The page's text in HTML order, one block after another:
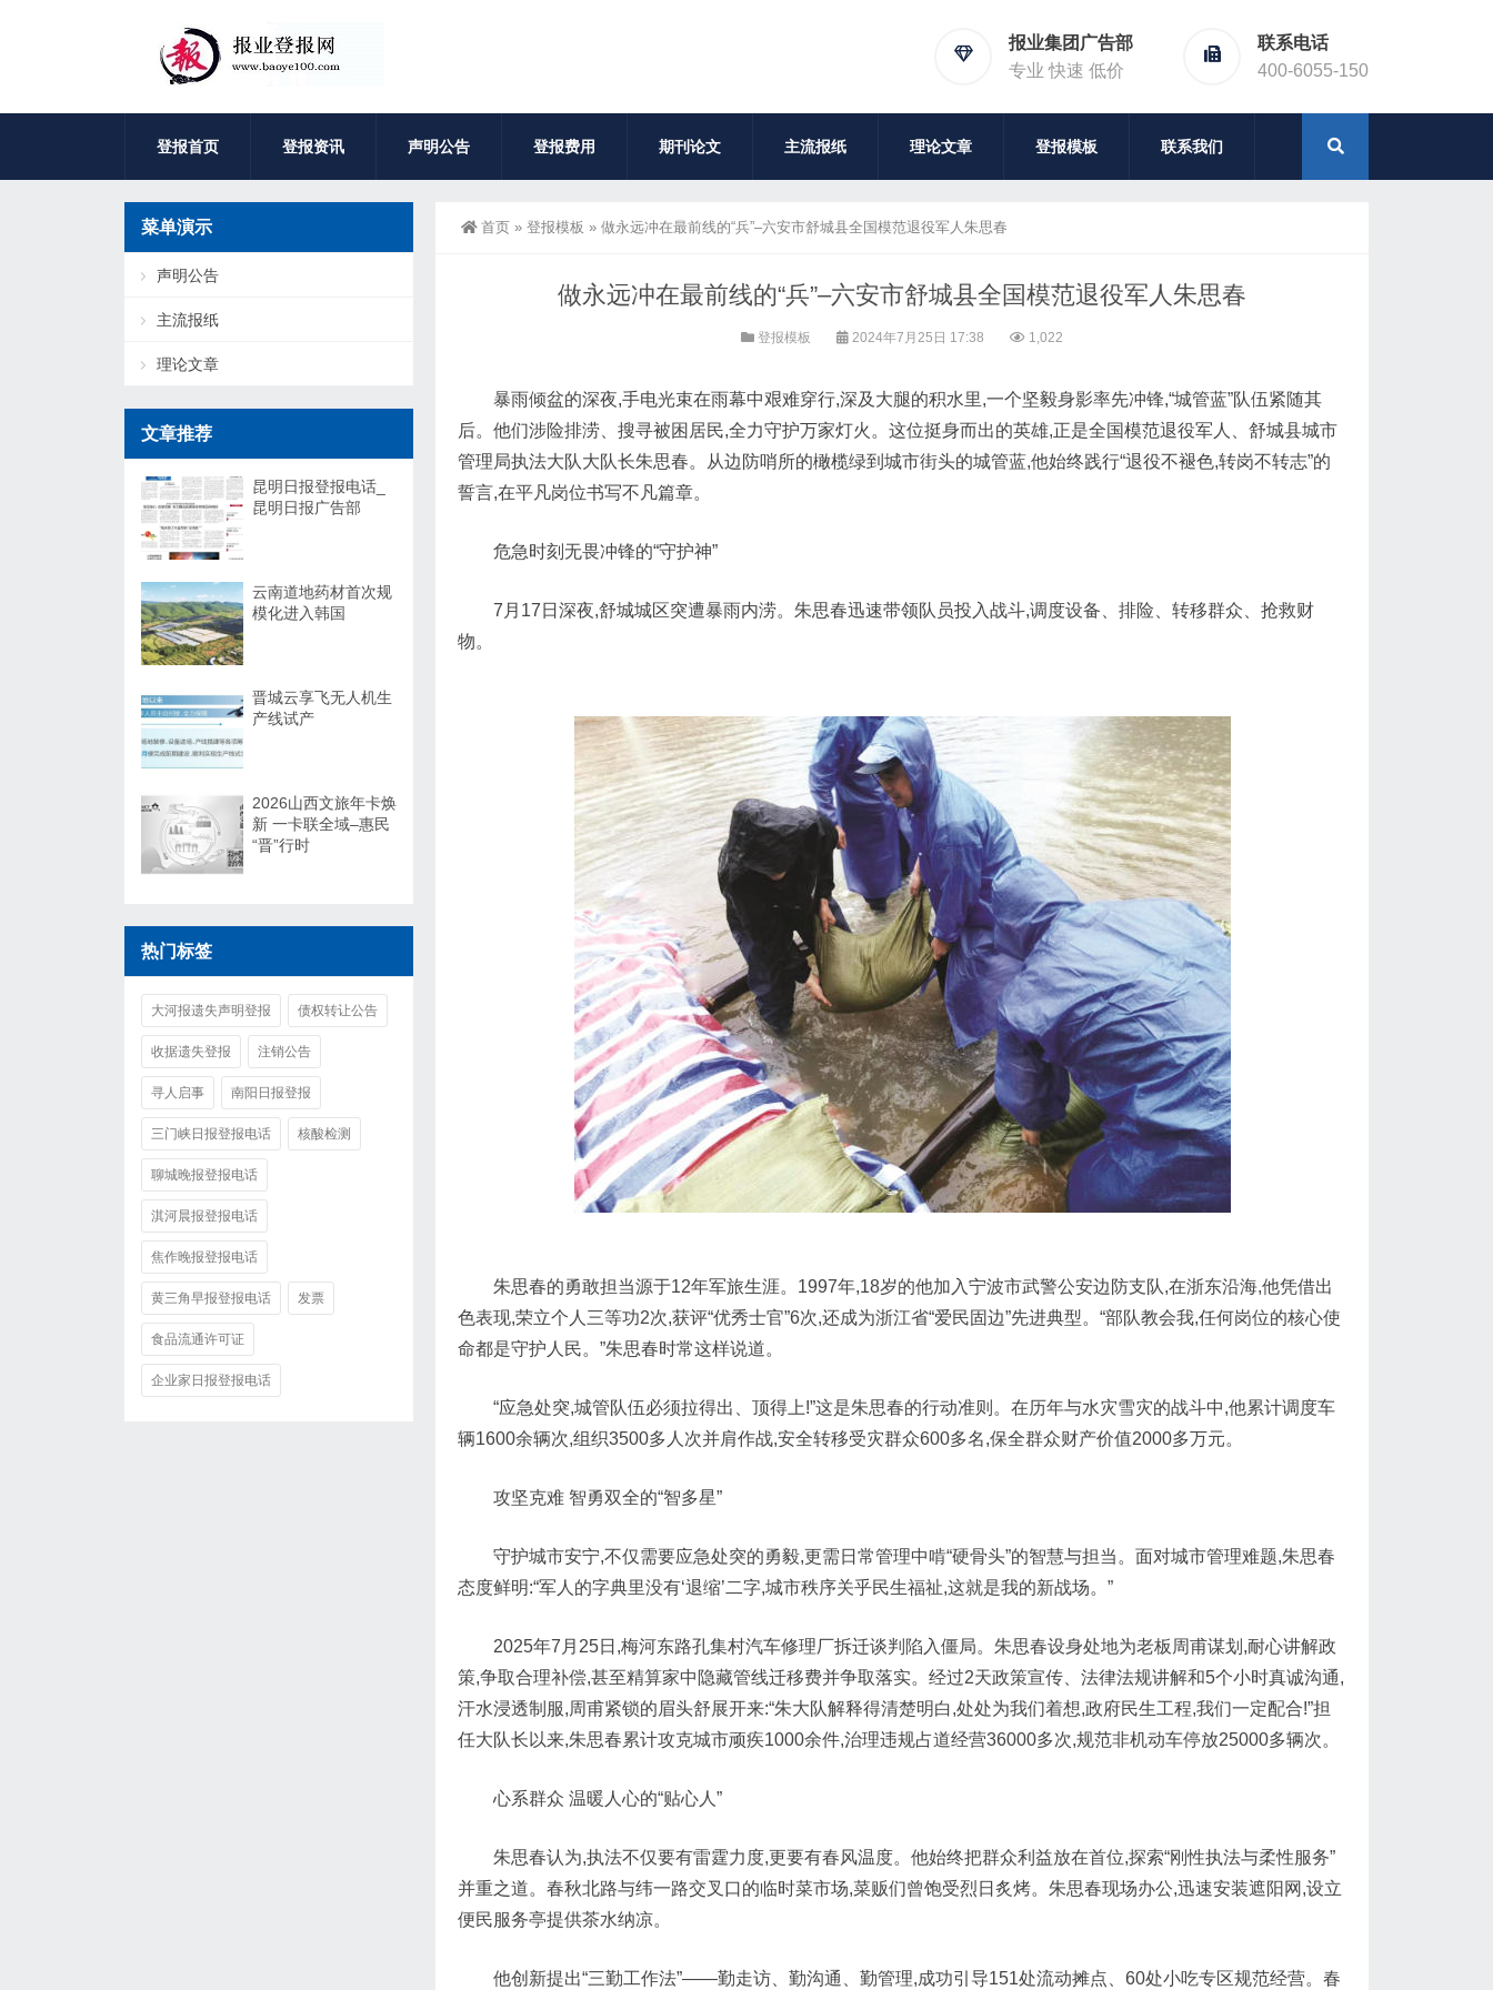
报业集团广告部
专业 快速 低价
联系电话
400-6055-150
登报首页 登报资讯 声明公告 登报费用 期刊论文 主流报纸 理论文章 登报模板 联系我们
首页 » 登报模板 » 做永远冲在最前线的“兵”–六安市舒城县全国模范退役军人朱思春
做永远冲在最前线的“兵”–六安市舒城县全国模范退役军人朱思春
登报模板 2024年7月25日 17:38 1,022
暴雨倾盆的深夜,手电光束在雨幕中艰难穿行,深及大腿的积水里,一个坚毅身影率先冲锋,“城管蓝”队伍紧随其
后。他们涉险排涝、搜寻被困居民,全力守护万家灯火。这位挺身而出的英雄,正是全国模范退役军人、舒城县城市
管理局执法大队大队长朱思春。从边防哨所的橄榄绿到城市街头的城管蓝,他始终践行“退役不褪色,转岗不转志”的
誓言,在平凡岗位书写不凡篇章。
危急时刻无畏冲锋的“守护神”
7月17日深夜,舒城城区突遭暴雨内涝。朱思春迅速带领队员投入战斗,调度设备、排险、转移群众、抢救财
物。
朱思春的勇敢担当源于12年军旅生涯。1997年,18岁的他加入宁波市武警公安边防支队,在浙东沿海,他凭借出
色表现,荣立个人三等功2次,获评“优秀士官”6次,还成为浙江省“爱民固边”先进典型。“部队教会我,任何岗位的核心使
命都是守护人民。”朱思春时常这样说道。
“应急处突,城管队伍必须拉得出、顶得上!”这是朱思春的行动准则。在历年与水灾雪灾的战斗中,他累计调度车
辆1600余辆次,组织3500多人次并肩作战,安全转移受灾群众600多名,保全群众财产价值2000多万元。
攻坚克难 智勇双全的“智多星”
守护城市安宁,不仅需要应急处突的勇毅,更需日常管理中啃“硬骨头”的智慧与担当。面对城市管理难题,朱思春
态度鲜明:“军人的字典里没有‘退缩’二字,城市秩序关乎民生福祉,这就是我的新战场。”
2025年7月25日,梅河东路孔集村汽车修理厂拆迁谈判陷入僵局。朱思春设身处地为老板周甫谋划,耐心讲解政
策,争取合理补偿,甚至精算家中隐藏管线迁移费并争取落实。经过2天政策宣传、法律法规讲解和5个小时真诚沟通,
汗水浸透制服,周甫紧锁的眉头舒展开来:“朱大队解释得清楚明白,处处为我们着想,政府民生工程,我们一定配合!”担
任大队长以来,朱思春累计攻克城市顽疾1000余件,治理违规占道经营36000多次,规范非机动车停放25000多辆次。
心系群众 温暖人心的“贴心人”
朱思春认为,执法不仅要有雷霆力度,更要有春风温度。他始终把群众利益放在首位,探索“刚性执法与柔性服务”
并重之道。春秋北路与纬一路交叉口的临时菜市场,菜贩们曾饱受烈日炙烤。朱思春现场办公,迅速安装遮阳网,设立
便民服务亭提供茶水纳凉。
他创新提出“三勤工作法”——勤走访、勤沟通、勤管理,成功引导151处流动摊点、60处小吃专区规范经营。春
菜单演示
声明公告
主流报纸
理论文章
文章推荐
昆明日报登报电话_
昆明日报广告部
云南道地药材首次规
模化进入韩国
晋城云享飞无人机生
产线试产
2026山西文旅年卡焕
新 一卡联全域–惠民
“晋”行时
热门标签
大河报遗失声明登报 债权转让公告
收据遗失登报 注销公告
寻人启事 南阳日报登报
三门峡日报登报电话 核酸检测
聊城晚报登报电话
淇河晨报登报电话
焦作晚报登报电话
黄三角早报登报电话 发票
食品流通许可证
企业家日报登报电话